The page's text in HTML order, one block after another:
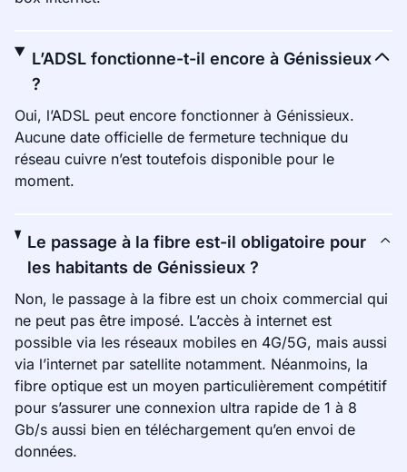
L’ADSL fonctionne-t-il encore à Génissieux
?
Oui, l’ADSL peut encore fonctionner à Génissieux.
Aucune date officielle de fermeture technique du
réseau cuivre n’est toutefois disponible pour le
moment.
Le passage à la fibre est-il obligatoire pour
les habitants de Génissieux ?
Non, le passage à la fibre est un choix commercial qui
ne peut pas être imposé. L’accès à internet est
possible via les réseaux mobiles en 4G/5G, mais aussi
via l’internet par satellite notamment. Néanmoins, la
fibre optique est un moyen particulièrement compétitif
pour s’assurer une connexion ultra rapide de 1 à 8
Gb/s aussi bien en téléchargement qu’en envoi de
données.